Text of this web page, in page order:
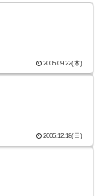
2005.09.22(木)
2005.12.18(日)